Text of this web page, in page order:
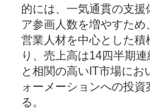
的には、一気通貫の支
ア参画人数を増やすため
営業人材を中心とした
り、売上高は14四半期
と相関の高いIT市場にお
ォーメーションへの投
る。